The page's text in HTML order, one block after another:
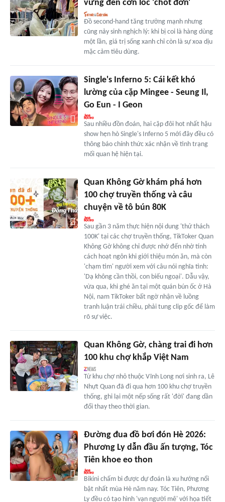
vững đến cơn lốc 'chốt đơn'
Đồ second-hand tăng trưởng mạnh nhưng
cũng nảy sinh nghịch lý: khi bị coi là hàng dùng
một lần, giá trị sống xanh chỉ còn là sự xoa dịu
mặc cảm tiêu dùng.
Single's Inferno 5: Cái kết khó
lường của cặp Mingee - Seung Il,
Go Eun - I Geon
Sau nhiều đồn đoán, hai cặp đôi hot nhất hậu
show hẹn hò Single's Inferno 5 mới đây đều có
thông báo chính thức xác nhận về tình trạng
mối quan hệ hiện tại.
Quan Không Gờ khám phá hơn
100 chợ truyền thống và câu
chuyện về tô bún 80K
Sau gần 3 năm thực hiện nội dung 'thử thách
100K' tại các chợ truyền thống, TikToker Quan
Không Gờ không chỉ được nhớ đến nhờ tính
cách hoạt ngôn khi giới thiệu món ăn, mà còn
'chạm tim' người xem với câu nói nghĩa tình:
'Dạ không cần thồi, con biếu ngoại'. Dẫu vậy,
vừa qua, khi ghé ăn tại một quán bún ốc ở Hà
Nội, nam TikToker bất ngờ nhận về luồng
tranh luận trái chiều, phải tung clip gốc để làm
rõ sự việc.
Quan Không Gờ, chàng trai đi hơn
100 khu chợ khắp Việt Nam
Từ khu chợ nhỏ thuộc Vĩnh Long nơi sinh ra, Lê
Nhựt Quan đã đi qua hơn 100 khu chợ truyền
thống, ghi lại một nếp sống rất 'đời' đang dần
đổi thay theo thời gian.
Đường đua đồ bơi đón Hè 2026:
Phương Ly dẫn đầu ấn tượng, Tóc
Tiên khoe eo thon
Bikini chấm bi được dự đoán là xu hướng nổi
bật nhất mùa Hè năm nay. Tóc Tiên, Phương
Ly đều có tạo hình 'vạn người mê' với họa tiết